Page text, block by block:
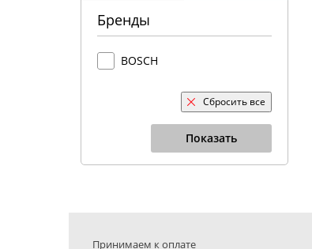
Бренды
BOSCH
Сбросить все
Показать
Принимаем к оплате